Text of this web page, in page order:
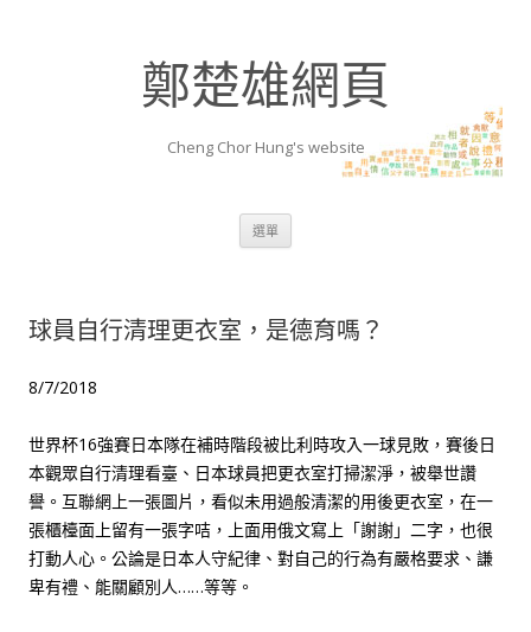
鄭楚雄網頁
Cheng Chor Hung's website
選單
球員自行清理更衣室，是德育嗎？
8/7/2018
世界杯16強賽日本隊在補時階段被比利時攻入一球見敗，賽後日
本觀眾自行清理看臺、日本球員把更衣室打掃潔淨，被舉世讚
譽。互聯網上一張圖片，看似未用過般清潔的用後更衣室，在一
張櫃檯面上留有一張字咭，上面用俄文寫上「謝謝」二字，也很
打動人心。公論是日本人守紀律、對自己的行為有嚴格要求、謙
卑有禮、能關顧別人……等等。